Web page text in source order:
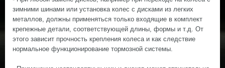
зимними шинами или установка колес с дисками из легких
металлов, должны применяться только входящие в комплект
крепежные детали, соответствующей длины, формы и т.д. От
этого зависит прочность крепления колеса и как следствие
нормальное функционирование тормозной системы.